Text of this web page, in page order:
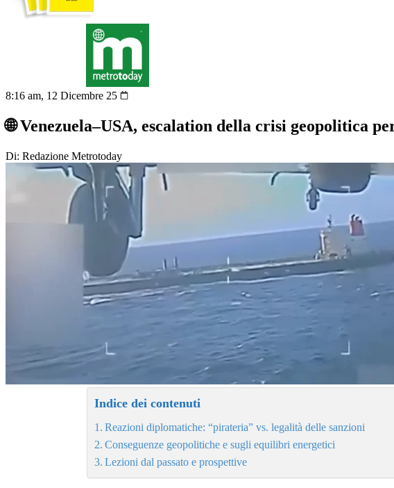
8:16 am, 12 Dicembre 25
🌐 Venezuela–USA, escalation della crisi geopolitica
Di: Redazione Metrotoday
Indice dei contenuti
Reazioni diplomatiche: “pirateria” vs. legalità delle sanzioni
Conseguenze geopolitiche e sugli equilibri energetici
Lezioni dal passato e prospettive